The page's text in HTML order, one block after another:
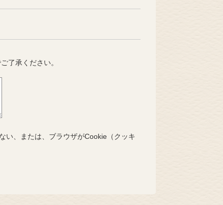
了承ください。
い、または、ブラウザがCookie（クッキ